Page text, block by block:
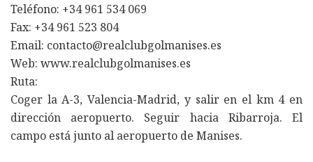
Teléfono: +34 961 534 069
Fax: +34 961 523 804
Email: contacto@realclubgolmanises.es
Web: www.realclubgolmanises.es
Ruta:
Coger la A-3, Valencia-Madrid, y salir en el km 4 en
dirección aeropuerto. Seguir hacia Ribarroja. El
campo está junto al aeropuerto de Manises.